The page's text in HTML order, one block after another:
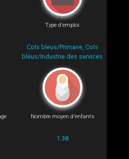
Type d'emploi
Cols bleus/Primaire, Cols
bleus/Industrie des services
Nombre moyen d'enfants
1.38